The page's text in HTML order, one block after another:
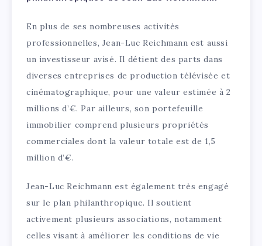
En plus de ses nombreuses activités
professionnelles, Jean-Luc Reichmann est aussi
un investisseur avisé. Il détient des parts dans
diverses entreprises de production télévisée et
cinématographique, pour une valeur estimée à 2
millions d’€. Par ailleurs, son portefeuille
immobilier comprend plusieurs propriétés
commerciales dont la valeur totale est de 1,5
million d’€.
Jean-Luc Reichmann est également très engagé
sur le plan philanthropique. Il soutient
activement plusieurs associations, notamment
celles visant à améliorer les conditions de vie